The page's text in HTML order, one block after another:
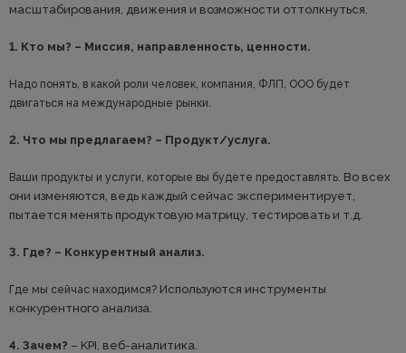
масштабирования, движения и возможности оттолкнуться.
1. Кто мы? – Миссия, направленность, ценности.
Надо понять, в какой роли человек, компания, ФЛП, ООО будет
двигаться на международные рынки.
2. Что мы предлагаем? – Продукт/услуга.
Ваши продукты и услуги, которые вы будете предоставлять. Во всех
они изменяются, ведь каждый сейчас экспериментирует,
пытается менять продуктовую матрицу, тестировать и т.д.
3. Где? – Конкурентный анализ.
Где мы сейчас находимся? Используются инструменты
конкурентного анализа.
4. Зачем? – KPI, веб-аналитика.